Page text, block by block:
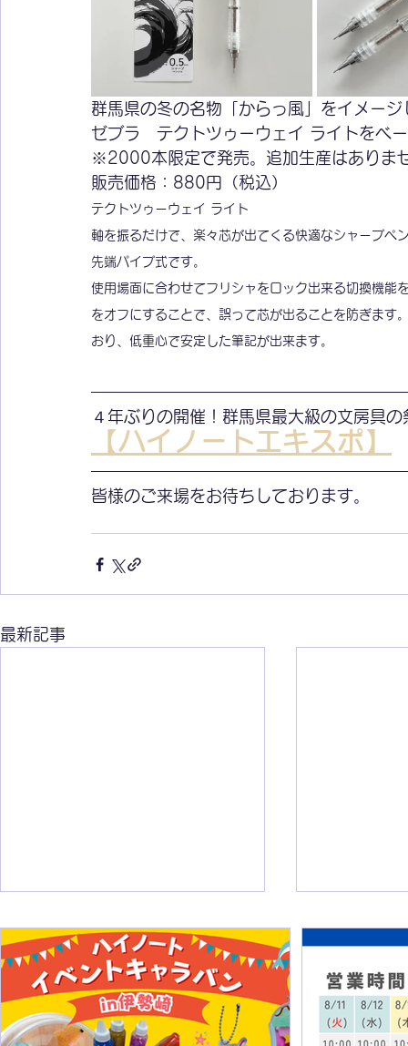
群馬県の冬の名物「からっ風」をイメー
ゼブラ　テクトツゥーウェイ ライトをベ
※2000本限定で発売。追加生産はありま
販売価格：880円（税込）
テクトツゥーウェイ ライト
軸を振るだけで、楽々芯が出てくる快適なシャープペ
先端パイプ式です。
使用場面に合わせてフリシャをロック出来る切換機能
をオフにすることで、誤って芯が出ることを防ぎます
おり、低重心で安定した筆記が出来ます。
４年ぶりの開催！群馬県最大級の文房具の
【ハイノートエキスポ】
皆様のご来場をお待ちしております。
最新記事